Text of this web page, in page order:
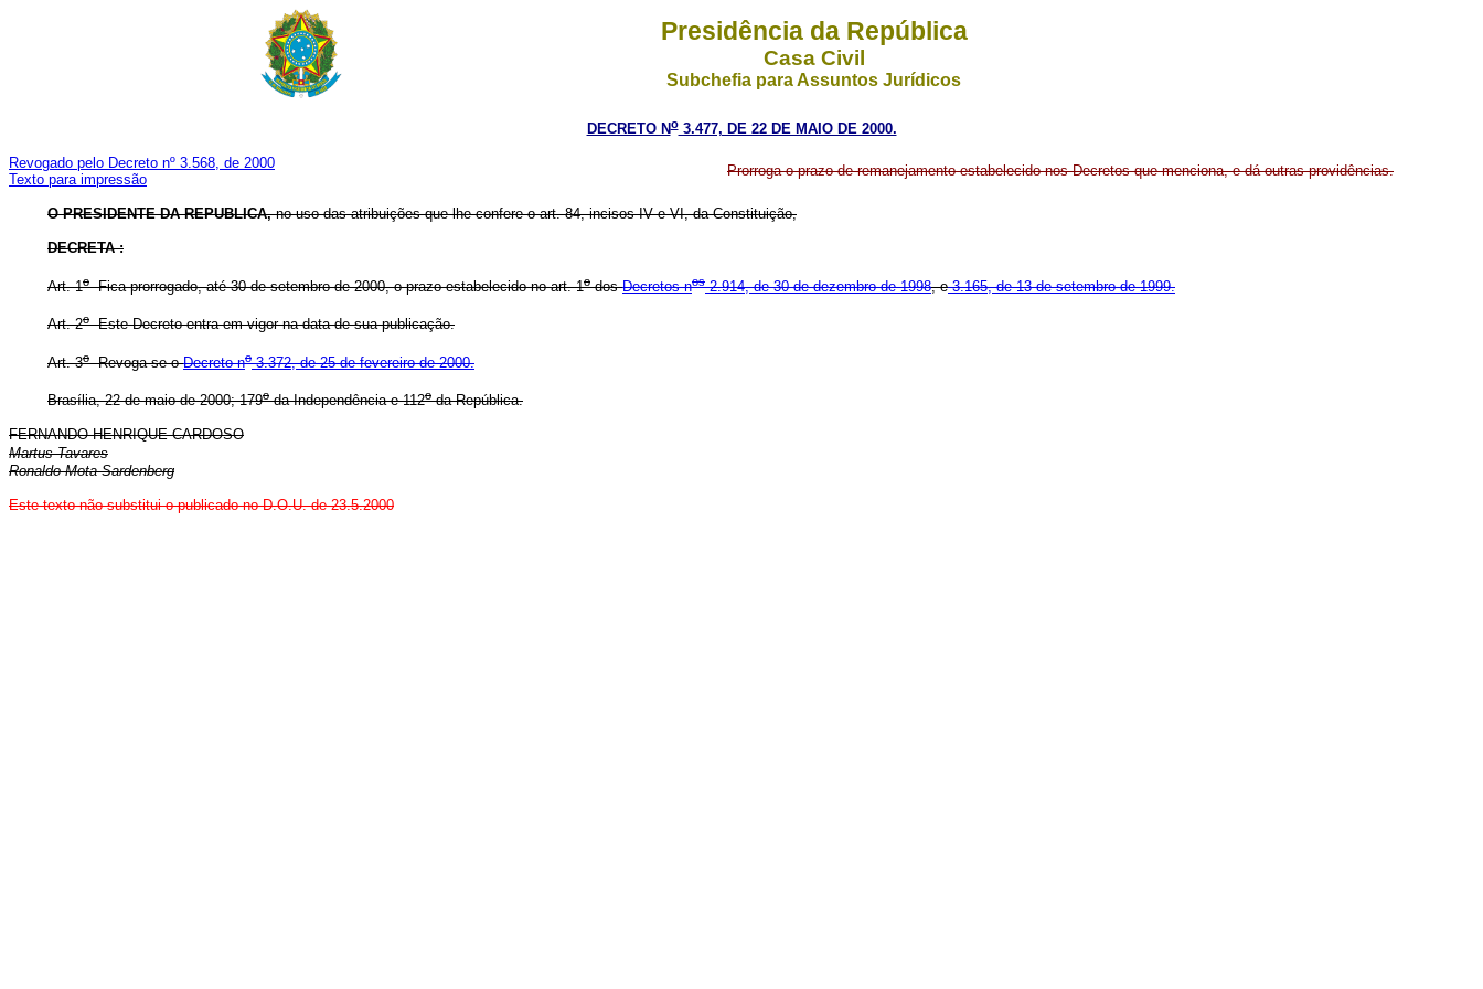
Presidência da República
Casa Civil
Subchefia para Assuntos Jurídicos
DECRETO No3.477, DE 22 DE MAIO DE 2000.
Revogado pelo Decreto nº 3.568, de 2000
Texto para impressão
Prorroga o prazo de remanejamento estabelecido nos Decretos que menciona, e dá outras providências.
O PRESIDENTE DA REPUBLICA,no uso das atribuições que lhe confere o art. 84, incisos IV e VI, da Constituição,
DECRETA :
Art. 1oFica prorrogado, até 30 de setembro de 2000, o prazo estabelecido no art. 1odosDecretos nos2.914, de 30 de dezembro de 1998, e3.165, de 13 de setembro de 1999.
Art. 2oEste Decreto entra em vigor na data de sua publicação.
Art. 3oRevoga-se oDecreto no3.372, de 25 de fevereiro de 2000.
Brasília, 22 de maio de 2000; 179oda Independência e 112oda República.
FERNANDO HENRIQUE CARDOSO
Martus Tavares
Ronaldo Mota Sardenberg
Este texto não substitui o publicado no D.O.U. de 23.5.2000